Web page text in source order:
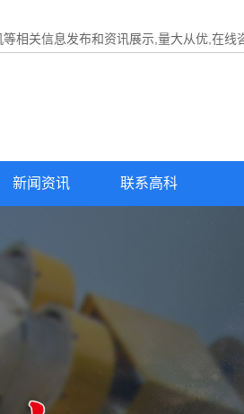
等相关信息发布和资讯展示,量大从优,在线
新闻资讯 联系高科